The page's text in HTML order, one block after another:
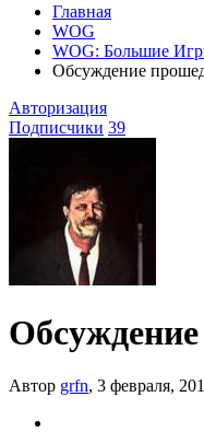
Главная
WOG
WOG: Большие
Обсуждение
Авторизация
Подписчики 39
Автор grfn, 3 февраля,